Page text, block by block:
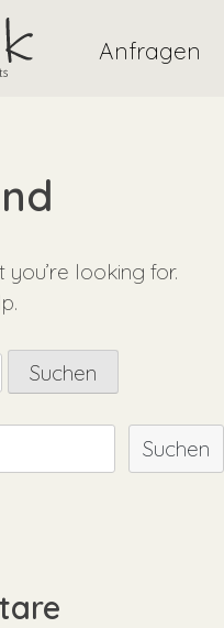
Anfragen
you’re looking for.
Suchen